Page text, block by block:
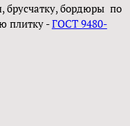
брусчатку, бордюры по
плитку -ГОСТ 9480-